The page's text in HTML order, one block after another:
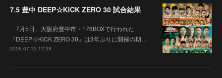
7.5 豊中 DEEP☆KICK ZERO 30 試合結果
7月5日、大阪府豊中市・176BOXで行われた
『DEEP☆KICK ZERO 30』は3年ぶりに開催の期…
2026.07.12 12:38